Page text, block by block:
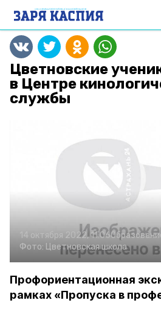
Цветновские
в Центре
службы
14 октября 2022, 11:06
Фото: Цветновская школа
Профориентационная
рамках «Пропуска в